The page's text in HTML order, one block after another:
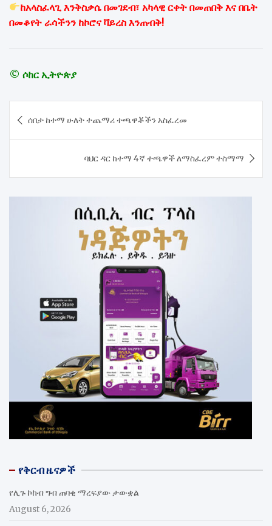
ከአላስፈላጊ እንቅስቃሴ በመገደብ፣ አካላዊ ርቀት በመጠበቅ እና በቤት
በመቆየት ራሳችንን ከኮሮና ቫይረስ እንጠብቅ!
© ሶከር ኢትዮጵያ
navigation
ሰበታ ከተማ ሁለት ተጨማሪ ተጫዋቾችን አስፈረመ
ባህር ዳር ከተማ 4ኛ ተጫዋች ለማስፈረም ተስማማ
የቅርብ ዜናዎች
የሊጉ ኮከብ ግብ ጠባቂ ማረፍያው ታውቋል
August 6, 2026